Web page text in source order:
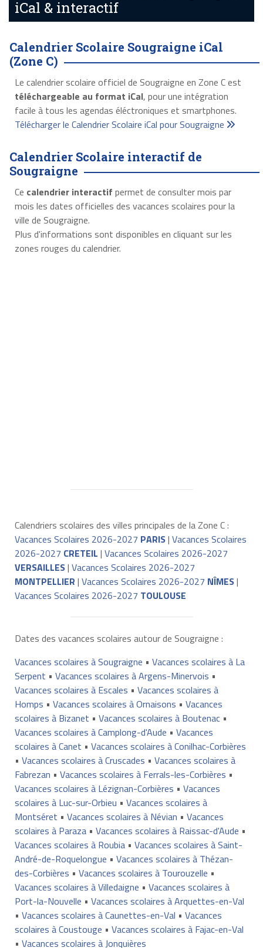
iCal & interactif
Calendrier Scolaire Sougraigne iCal
(Zone C)
Le calendrier scolaire officiel de Sougraigne en Zone C est
téléchargeable au format iCal, pour une intégration
facile à tous les agendas éléctroniques et smartphones.
Télécharger le Calendrier Scolaire iCal pour Sougraigne
Calendrier Scolaire interactif de
Sougraigne
Ce calendrier interactif permet de consulter mois par
mois les dates officielles des vacances scolaires pour la
ville de Sougraigne.
Plus d'informations sont disponibles en cliquant sur les
zones rouges du calendrier.
Calendriers scolaires des villes principales de la Zone C :
Vacances Scolaires 2026-2027 PARIS| Vacances Scolaires
2026-2027 CRETEIL | Vacances Scolaires 2026-2027
VERSAILLES| Vacances Scolaires 2026-2027
MONTPELLIER | Vacances Scolaires 2026-2027 NÎMES|
Vacances Scolaires 2026-2027 TOULOUSE
Dates des vacances scolaires autour de Sougraigne :
Vacances scolaires à Sougraigne • Vacances scolaires à La
Serpent • Vacances scolaires à Argens-Minervois •
Vacances scolaires à Escales • Vacances scolaires à
Homps • Vacances scolaires à Ornaisons • Vacances
scolaires à Bizanet • Vacances scolaires à Boutenac•
Vacances scolaires à Camplong-d'Aude • Vacances
scolaires à Canet • Vacances scolaires à Conilhac-Corbières
• Vacances scolaires à Cruscades • Vacances scolaires à
Fabrezan • Vacances scolaires à Ferrals-les-Corbières •
Vacances scolaires à Lézignan-Corbières • Vacances
scolaires à Luc-sur-Orbieu • Vacances scolaires à
Montséret • Vacances scolaires à Névian • Vacances
scolaires à Paraza• Vacances scolaires à Raissac-d'Aude •
Vacances scolaires à Roubia• Vacances scolaires à Saint-
André-de-Roquelongue • Vacances scolaires à Thézan-
des-Corbières • Vacances scolaires à Tourouzelle •
Vacances scolaires à Villedaigne • Vacances scolaires à
Port-la-Nouvelle • Vacances scolaires à Arquettes-en-Val
• Vacances scolaires à Caunettes-en-Val • Vacances
scolaires à Coustouge • Vacances scolaires à Fajac-en-Val
• Vacances scolaires à Jonquières